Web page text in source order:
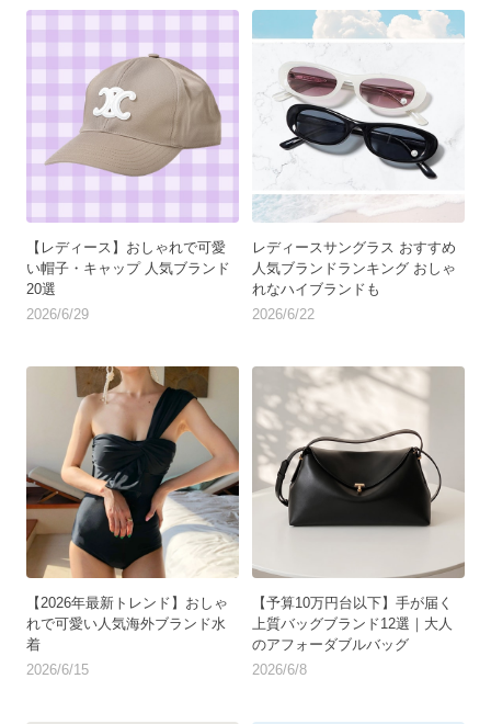
【レディース】おしゃれで可愛
い帽子・キャップ 人気ブランド
20選
2026/6/29
レディースサングラス おすすめ
人気ブランドランキング おしゃ
れなハイブランドも
2026/6/22
【2026年最新トレンド】おしゃ
れで可愛い人気海外ブランド水
着
2026/6/15
【予算10万円台以下】手が届く
上質バッグブランド12選｜大人
のアフォーダブルバッグ
2026/6/8